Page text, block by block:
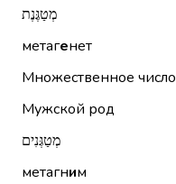
מְטַגֶּנֶת
метагенет
Множественное число
Мужской род
מְטַגְּנִים
метагним